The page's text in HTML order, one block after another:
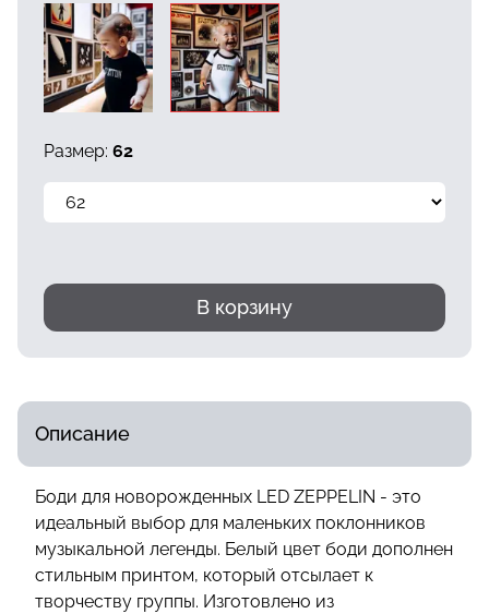
Размер: 62
В корзину
Описание
Боди для новорожденных LED ZEPPELIN - это
идеальный выбор для маленьких поклонников
музыкальной легенды. Белый цвет боди дополнен
стильным принтом, который отсылает к
творчеству группы. Изготовлено из